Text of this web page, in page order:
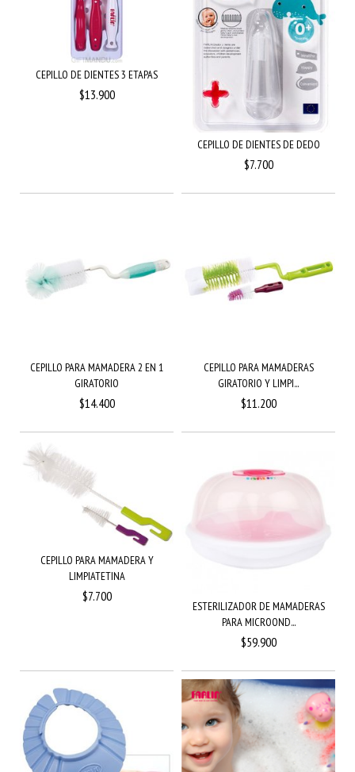
CEPILLO DE DIENTES 3 ETAPAS
$13.900
CEPILLO DE DIENTES DE DEDO
$7.700
CEPILLO PARA MAMADERA 2 EN 1
GIRATORIO
$14.400
CEPILLO PARA MAMADERAS
GIRATORIO Y LIMPI...
$11.200
CEPILLO PARA MAMADERA Y
LIMPIATETINA
$7.700
ESTERILIZADOR DE MAMADERAS
PARA MICROOND...
$59.900